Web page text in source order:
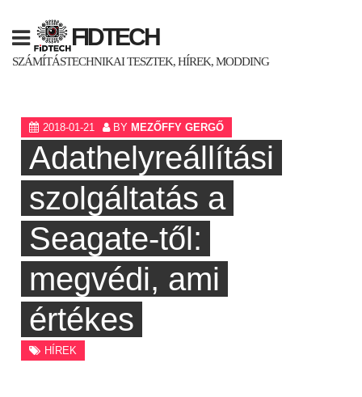
content
FIDTECH
SZÁMÍTÁSTECHNIKAI TESZTEK, HÍREK, MODDING
2018-01-21 BY MEZŐFFY GERGŐ
Adathelyreállítási
szolgáltatás a
Seagate-től:
megvédi, ami
értékes
HÍREK